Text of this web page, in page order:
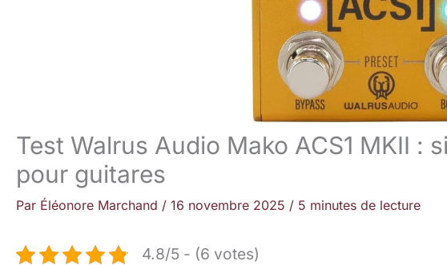
Test Walrus Audio Mako ACS1 MKII :
pour guitares
Par Éléonore Marchand / 16 novembre 2025 / 5 minutes de lecture
4.8/5 - (6 votes)